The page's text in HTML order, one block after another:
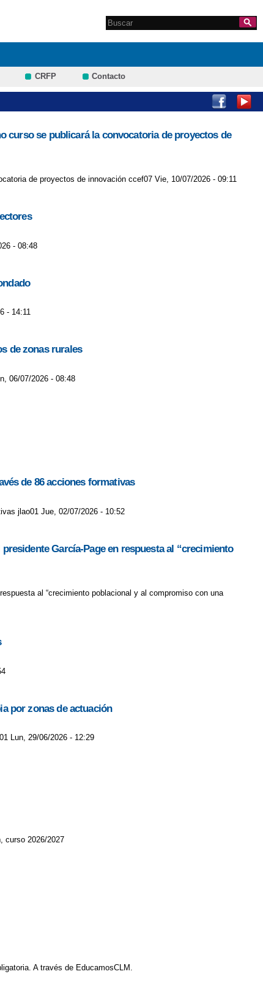
Formulario de
Search this site
CRFP Contacto
curso se publicará la convocatoria de proyectos de
de proyectos de innovación ccef07 Vie, 10/07/2026 - 09:11
- 08:48
- 14:11
de zonas rurales
06/07/2026 - 08:48
de 86 acciones formativas
jlao01 Jue, 02/07/2026 - 10:52
García-Page en respuesta al “crecimiento
al “crecimiento poblacional y al compromiso con una
por zonas de actuación
Lun, 29/06/2026 - 12:29
curso 2026/2027
A través de EducamosCLM.